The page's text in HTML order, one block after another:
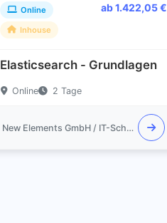
Online
Inhouse
ab 1.422,05 €
Elasticsearch - Grundlagen
Online 2 Tage
New Elements GmbH / IT-Schulungen.com